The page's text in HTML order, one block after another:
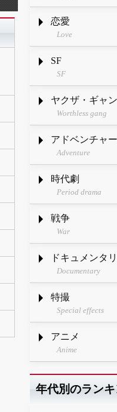
恋愛
Love
SF
SF
ヤクザ・ギャ
Worthless gang
アドベンチャ
Adventure
時代劇
Period drama
戦争
War
ドキュメンタ
Documentary
特撮
Special effects
アニメ
Anime
年代別のラン